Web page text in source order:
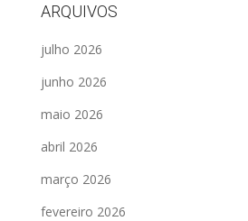
ARQUIVOS
julho 2026
junho 2026
maio 2026
abril 2026
março 2026
fevereiro 2026